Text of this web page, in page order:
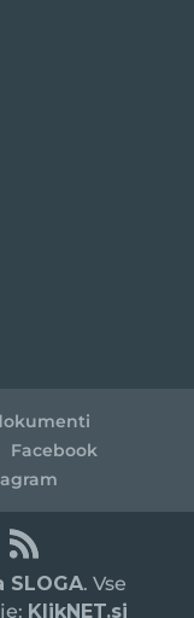
Facebook
SLOGA. Vse
KlikNET.si